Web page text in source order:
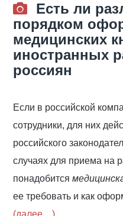
Есть ли
порядком
медицинских
иностранных
россиян
Если в российской
сотрудники, для них
российского
случаях для приема на
понадобится
ее требовать и как
(далее…)